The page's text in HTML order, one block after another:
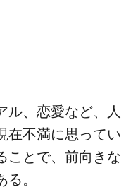
ル、恋愛など、人
在不満に思ってい
ことで、前向きな
。